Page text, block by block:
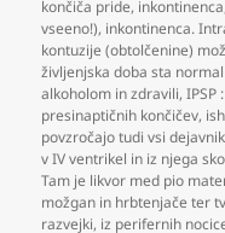
končiča pride, inkontinenca
vseeno!), inkontinenca.
kontuzije (obtolčenine)
življenjska doba sta
alkoholom in zdravili,IPSP
presinaptičnih končičev,
povzročajo tudi vsi
v IV ventrikel in iz njega
Tam je likvor med pio
možgan in hrbtenjače ter
razvejki, iz perifernih